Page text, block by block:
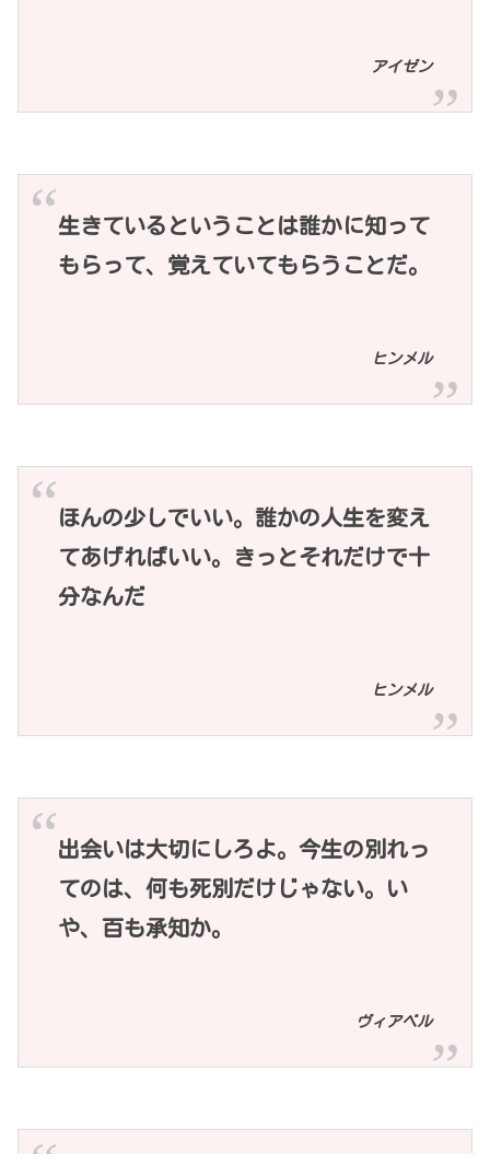
アイゼン
生きているということは誰かに知って
もらって、覚えていてもらうことだ。
ヒンメル
ほんの少しでいい。誰かの人生を変え
てあげればいい。きっとそれだけで十
分なんだ
ヒンメル
出会いは大切にしろよ。今生の別れっ
てのは、何も死別だけじゃない。い
や、百も承知か。
ヴィアベル